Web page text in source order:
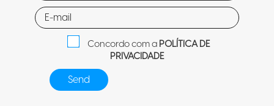
Concordo com aPOLÍTICA DE
PRIVACIDADE